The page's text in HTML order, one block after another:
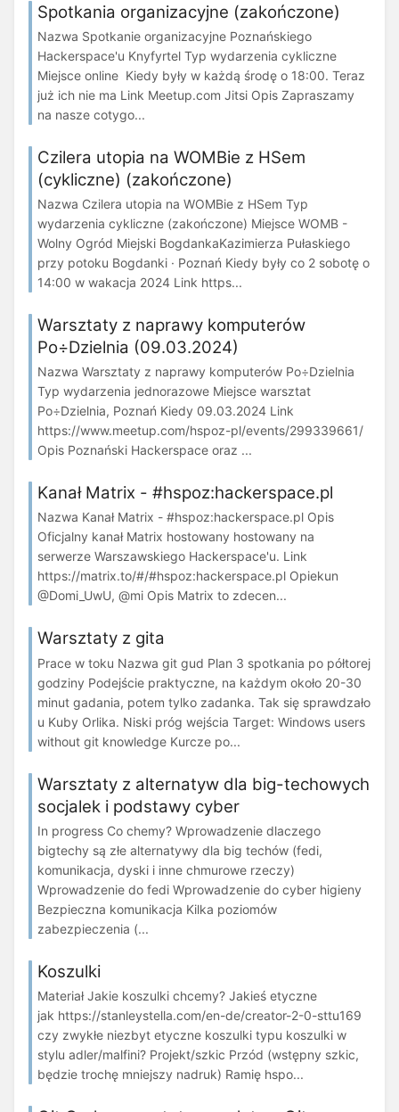
Spotkania organizacyjne (zakończone)
Nazwa Spotkanie organizacyjne Poznańskiego
Hackerspace'u Knyfyrtel Typ wydarzenia cykliczne
Miejsce online Kiedy były w każdą środę o 18:00. Teraz
już ich nie ma Link Meetup.com Jitsi Opis Zapraszamy
na nasze cotygo...
Czilera utopia na WOMBie z HSem
(cykliczne) (zakończone)
Nazwa Czilera utopia na WOMBie z HSem Typ
wydarzenia cykliczne (zakończone) Miejsce WOMB -
Wolny Ogród Miejski BogdankaKazimierza Pułaskiego
przy potoku Bogdanki · Poznań Kiedy były co 2 sobotę o
14:00 w wakacja 2024 Link https...
Warsztaty z naprawy komputerów
Po÷Dzielnia (09.03.2024)
Nazwa Warsztaty z naprawy komputerów Po÷Dzielnia
Typ wydarzenia jednorazowe Miejsce warsztat
Po÷Dzielnia, Poznań Kiedy 09.03.2024 Link
https://www.meetup.com/hspoz-pl/events/299339661/
Opis Poznański Hackerspace oraz ...
Kanał Matrix - #hspoz:hackerspace.pl
Nazwa Kanał Matrix - #hspoz:hackerspace.pl Opis
Oficjalny kanał Matrix hostowany hostowany na
serwerze Warszawskiego Hackerspace'u. Link
https://matrix.to/#/#hspoz:hackerspace.pl Opiekun
@Domi_UwU, @mi Opis Matrix to zdecen...
Warsztaty z gita
Prace w toku Nazwa git gud Plan 3 spotkania po półtorej
godziny Podejście praktyczne, na każdym około 20-30
minut gadania, potem tylko zadanka. Tak się sprawdzało
u Kuby Orlika. Niski próg wejścia Target: Windows users
without git knowledge Kurcze po...
Warsztaty z alternatyw dla big-techowych
socjalek i podstawy cyber
In progress Co chemy? Wprowadzenie dlaczego
bigtechy są złe alternatywy dla big techów (fedi,
komunikacja, dyski i inne chmurowe rzeczy)
Wprowadzenie do fedi Wprowadzenie do cyber higieny
Bezpieczna komunikacja Kilka poziomów
zabezpieczenia (...
Koszulki
Materiał Jakie koszulki chcemy? Jakieś etyczne
jak https://stanleystella.com/en-de/creator-2-0-sttu169
czy zwykłe niezbyt etyczne koszulki typu koszulki w
stylu adler/malfini? Projekt/szkic Przód (wstępny szkic,
będzie trochę mniejszy nadruk) Ramię hspo...